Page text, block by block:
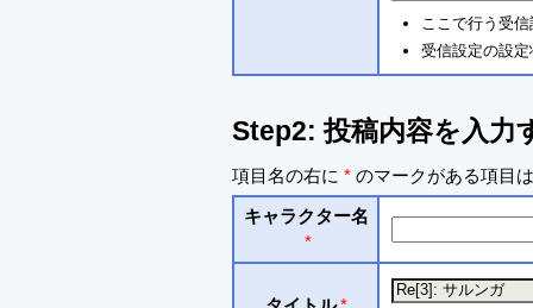
ここで行う受
受信設定の設
Step2: 投稿内容を入力
項目名の右に * のマークがある項目
キャラクター名
*